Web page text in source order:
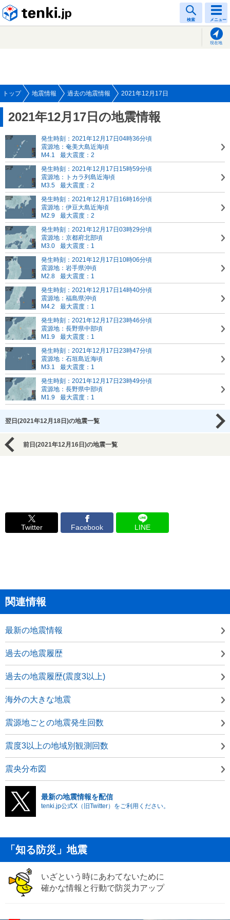
検索 メニュー
現在地
トップ 地震情報 過去の地震情報 2021年12月17日
2021年12月17日の地震情報
発生時刻：2021年12月17日04時36分頃
震源地：奄美大島近海頃
M4.1
最大震度：2
発生時刻：2021年12月17日15時59分頃
震源地：トカラ列島近海頃
M3.5
最大震度：2
発生時刻：2021年12月17日16時16分頃
震源地：伊豆大島近海頃
M2.9
最大震度：2
発生時刻：2021年12月17日03時29分頃
震源地：京都府北部頃
M3.0
最大震度：1
発生時刻：2021年12月17日10時06分頃
震源地：岩手県沖頃
M2.8
最大震度：1
発生時刻：2021年12月17日14時40分頃
震源地：福島県沖頃
M4.2
最大震度：1
発生時刻：2021年12月17日23時46分頃
震源地：長野県中部頃
M1.9
最大震度：1
発生時刻：2021年12月17日23時47分頃
震源地：石垣島近海頃
M3.1
最大震度：1
発生時刻：2021年12月17日23時49分頃
震源地：長野県中部頃
M1.9
最大震度：1
翌日(2021年12月18日)の地震一覧
前日(2021年12月16日)の地震一覧
Twitter Facebook LINE
関連情報
最新の地震情報
過去の地震履歴
過去の地震履歴(震度3以上)
海外の大きな地震
震源地ごとの地震発生回数
震度3以上の地域別観測回数
震央分布図
最新の地震情報を配信
tenki.jp公式X（旧Twitter）をご利用ください。
「知る防災」地震
いざという時にあわてないために
確かな情報と行動で防災力アップ